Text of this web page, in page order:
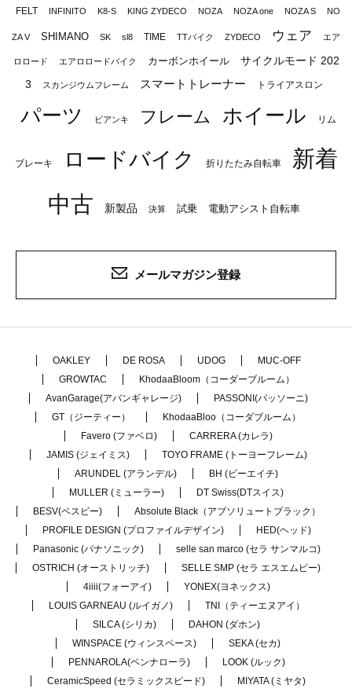
FELT INFINITO K8-S KING ZYDECO NOZA NOZA one NOZA S NO
ZA V SHIMANO SK sl8 TIME TTバイク ZYDECO ウェア エア
ロロード エアロロードバイク カーボンホイール
サイクルモード 202
3
スカンジウムフレーム スマートトレーナー トライアスロン
パーツ ビアンキ フレーム ホイール リム
ブレーキ ロードバイク 折りたたみ自転車
新着
中古
新製品 決算 試乗 電動アシスト自転車
メールマガジン登録
OAKLEY DE ROSA UDOG
MUC-OFF
GROWTAC
KhodaaBloom（コーダーブルーム）
AvanGarage(アバンギャレージ)
PASSONI(パッソーニ)
GT（ジーティー）
KhodaaBloo（コーダブルーム）
Favero (ファベロ)
CARRERA (カレラ)
JAMIS (ジェイミス)
TOYO FRAME (トーヨーフレーム)
ARUNDEL (アランデル)
BH (ビーエイチ)
MULLER (ミューラー)
DT Swiss(DTスイス)
BESV(ベスビー)
Absolute Black（アブソリュートブラック）
PROFILE DESIGN (プロファイルデザイン)
HED(ヘッド)
Panasonic (パナソニック)
selle san marco (セラ サンマルコ)
OSTRICH (オーストリッチ)
SELLE SMP (セラ エスエムピー)
4iiii(フォーアイ)
YONEX(ヨネックス)
LOUIS GARNEAU (ルイガノ)
TNI（ティーエヌアイ）
SILCA (シリカ)
DAHON (ダホン)
WINSPACE (ウィンスペース)
SEKA (セカ)
PENNAROLA(ペンナローラ)
LOOK (ルック)
CeramicSpeed (セラミックスピード)
MIYATA (ミヤタ)